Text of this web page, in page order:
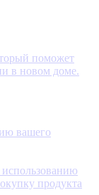
поможет
в новом доме.
вашего
продукта